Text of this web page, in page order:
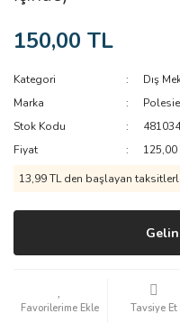
150,00 TL
Kategori
Dış
Marka
Polesie
Stok Kodu
Fiyat
125,00
13,99 TL den başlayan
Tavsiye Et